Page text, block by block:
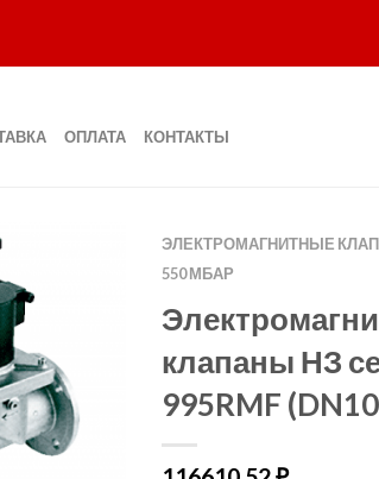
ОПЛАТА КОНТАКТЫ
ЭЛЕКТРОМАГНИТНЫЕ
550 МБАР
клапаны НЗ
995RMF